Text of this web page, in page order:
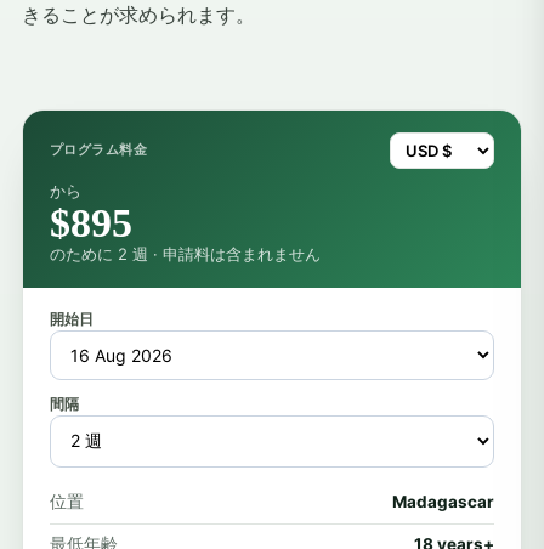
きることが求められます。
プログラム料金
から
$895
のために 2 週 · 申請料は含まれません
開始日
間隔
位置 Madagascar
最低年齢 18 years+